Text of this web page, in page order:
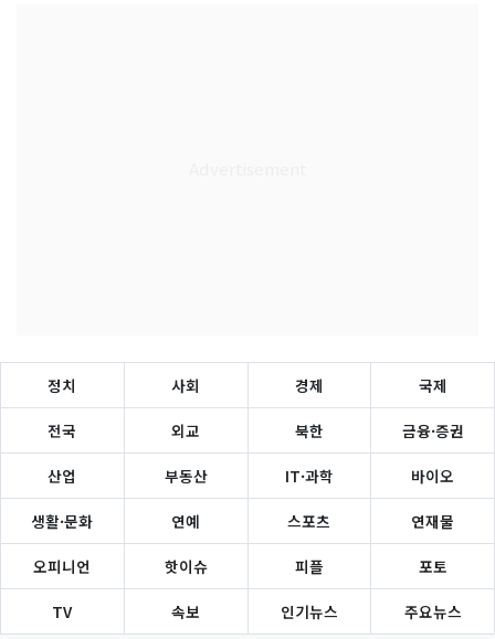
정치 사회 경제 국제
전국 외교 북한 금융·증권
산업 부동산 IT·과학 바이오
생활·문화 연예 스포츠 연재물
오피니언 핫이슈 피플 포토
TV 속보 인기뉴스 주요뉴스